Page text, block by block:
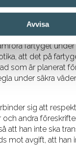
Avvisa
i regattor eller
för
fiske,
fartyget
att det på
som är planerat
under säkra
sig att
andra
att han inte ska
mot avgift, att han